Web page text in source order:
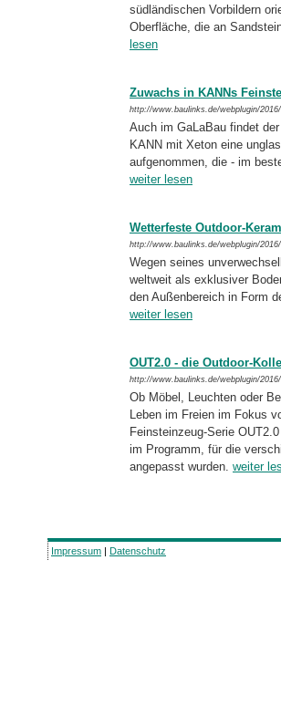
südländischen Vorbildern
Oberfläche, die an
lesen
Zuwachs in KANNs
http://www.baulinks.de/webplugin/
Auch im GaLaBau findet
KANN mit Xeton eine
aufgenommen, die - im
weiter lesen
Wetterfeste Outdoor-
http://www.baulinks.de/webplugin/
Wegen seines
weltweit als exklusiver
den Außenbereich in Form
weiter lesen
OUT2.0 - die Outdoor-
http://www.baulinks.de/webplugin/
Ob Möbel, Leuchten oder
Leben im Freien im Fokus
Feinsteinzeug-Serie
im Programm, für die
angepasst wurden. weiter
Impressum | Datenschutz